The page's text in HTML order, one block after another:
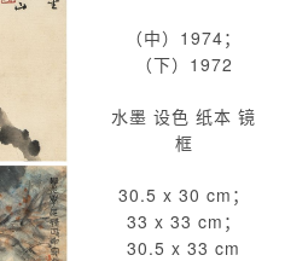
（中）1974；
（下）1972
水墨 设色 纸本 镜
框
30.5 x 30 cm；
33 x 33 cm；
30.5 x 33 cm